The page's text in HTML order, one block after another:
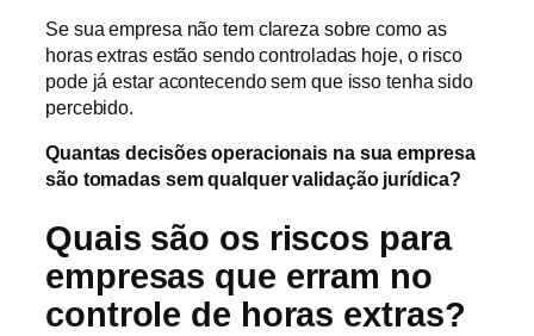
Se sua empresa não tem clareza sobre como as
horas extras estão sendo controladas hoje, o risco
pode já estar acontecendo sem que isso tenha sido
percebido.
Quantas decisões operacionais na sua empresa
são tomadas sem qualquer validação jurídica?
Quais são os riscos para
empresas que erram no
controle de horas extras?